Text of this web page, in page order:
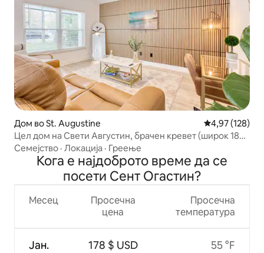
Дом во St. Augustine Просечна
4,97 (128)
Цел дом на Свети Августин, брачен кревет (широк 180 -
200 см), погоден за миленичиња
Семејство · Локација · Греење
Кога е најдоброто време да се
посети Сент Огастин?
Месец
Јан.
Просечна
цена
178 $ USD
Просечна
температура
55 °F